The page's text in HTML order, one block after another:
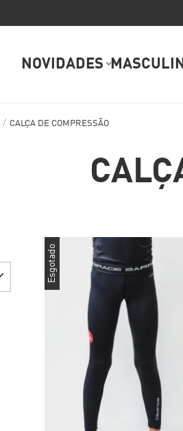
NOVIDADES
/ CALÇA DE COMPRESSÃO
Esgotado